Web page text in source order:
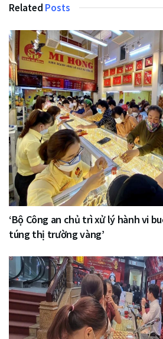
Related Posts
‘Bộ Công an chủ trì xử lý hành vi
túng thị trường vàng’